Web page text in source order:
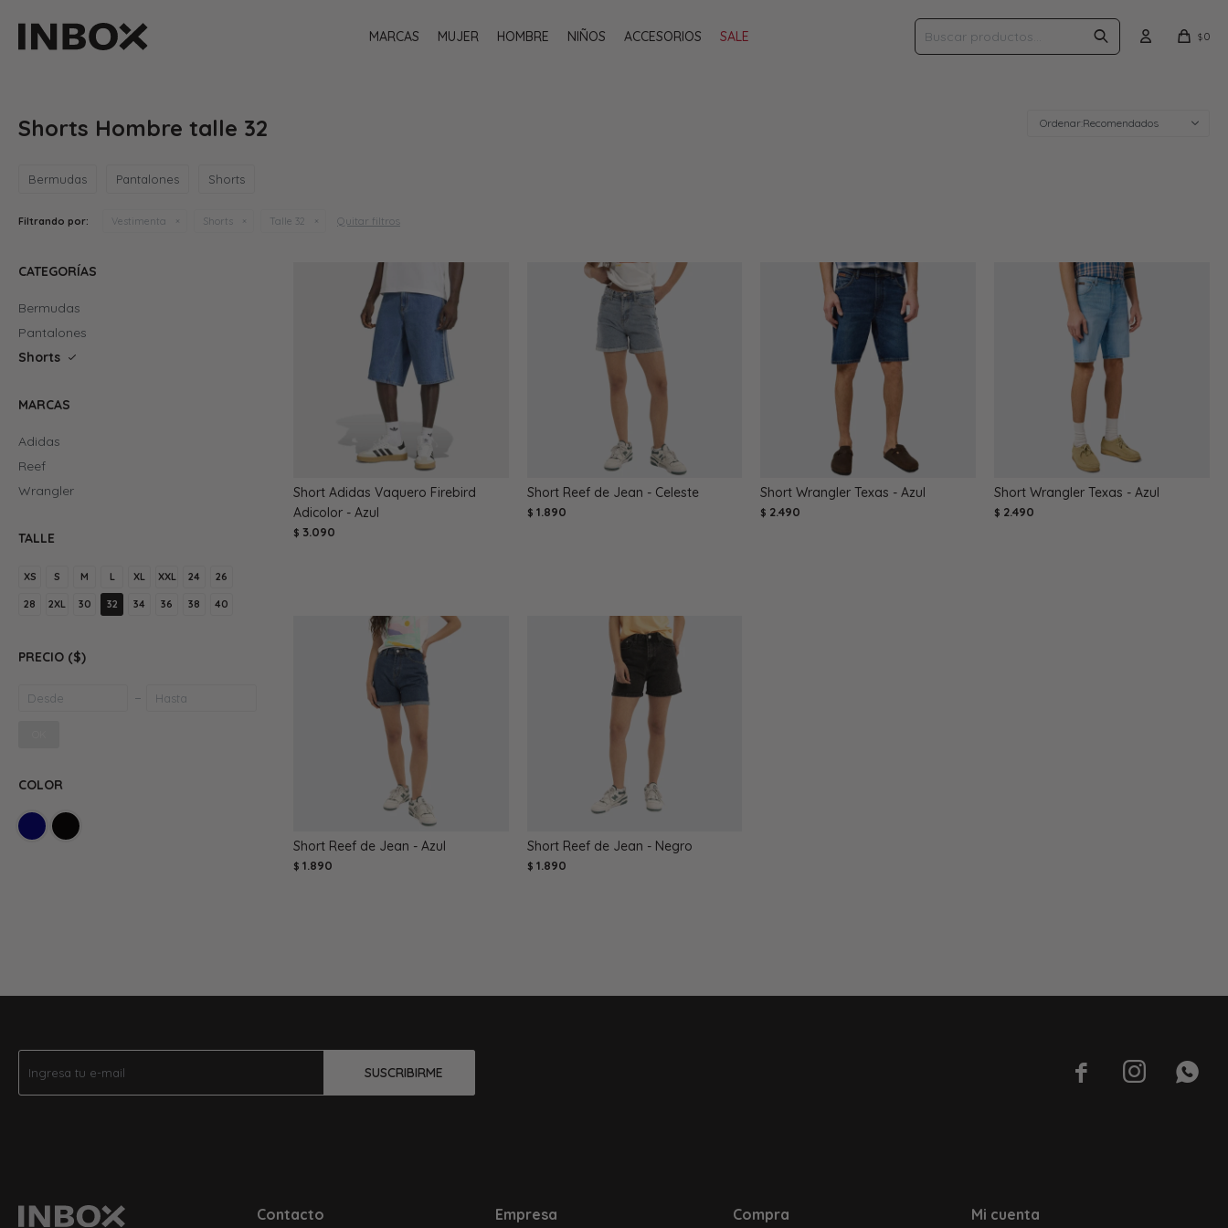
MARCAS MUJER HOMBRE NIÑOS ACCESORIOS SALE $0
Shorts Hombre talle 32 Recomendados
Bermudas Pantalones Shorts
Filtrando por: Vestimenta Shorts Talle 32 Quitar filtros
Short Adidas Vaquero Firebird
Adicolor - Azul
$ 3.090
Short Reef de Jean - Celeste
$ 1.890
Short Wrangler Texas - Azul
$ 2.490
Short Wrangler Texas - Azul
$ 2.490
Short Reef de Jean - Azul
$ 1.890
Short Reef de Jean - Negro
$ 1.890
CATEGORÍAS
Bermudas
Pantalones
Shorts
MARCAS
Adidas
Reef
Wrangler
TALLE
XS S M L XL XXL 24 26
28 2XL 30 32 34 36 38 40
PRECIO ($)
COLOR
SUSCRIBIRME   
Contacto Empresa Compra Mi cuenta